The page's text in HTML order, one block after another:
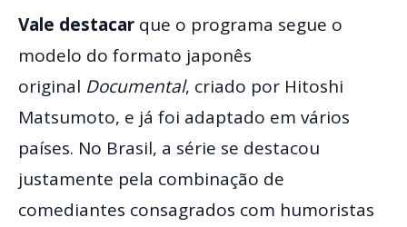
Vale destacar que o programa segue o
modelo do formato japonês
original Documental, criado por Hitoshi
Matsumoto, e já foi adaptado em vários
países. No Brasil, a série se destacou
justamente pela combinação de
comediantes consagrados com humoristas